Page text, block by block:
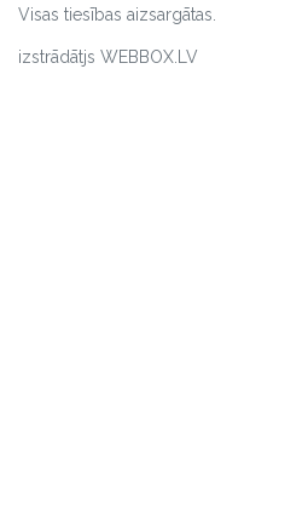
Visas tiesības aizsargātas.
izstrādātjs WEBBOX.LV